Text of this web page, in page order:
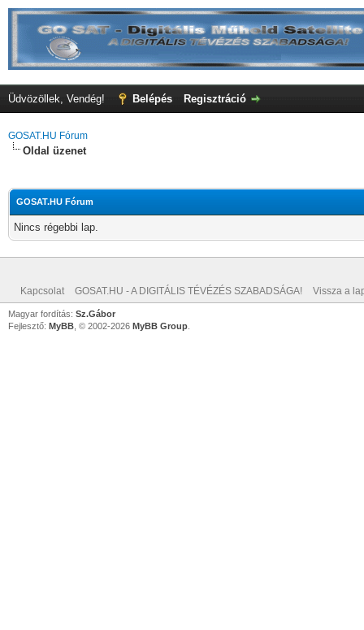
Üdvözöllek, Vendég! Belépés Regisztráció
GOSAT.HU Fórum
Oldal üzenet
GOSAT.HU Fórum
Nincs régebbi lap.
Kapcsolat GOSAT.HU - A DIGITÁLIS TÉVÉZÉS SZABADSÁGA! Vissza a
Magyar fordítás: Sz.Gábor
Fejlesztő: MyBB , © 2002-2026 MyBB Group